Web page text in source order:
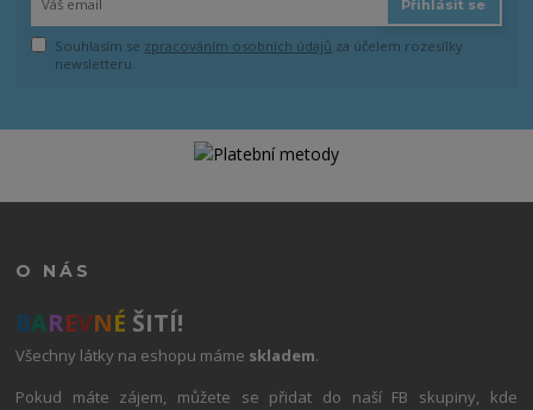
Přihlásit se
Souhlasím se zpracováním osobních údajů za účelem rozesílky
newsletteru.
O NÁS
BAREVNÉ ŠITÍ!
Všechny látky na eshopu máme skladem.
Pokud máte zájem, můžete se přidat do naší FB skupiny, kde